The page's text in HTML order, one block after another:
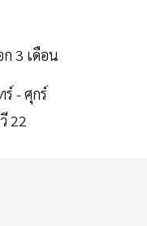
3 เดือน
- ศุกร์
22